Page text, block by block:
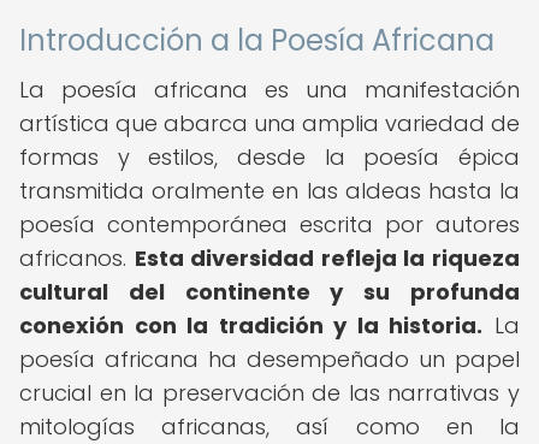
Introducción a la Poesía Africana
La poesía africana es una manifestación
artística que abarca una amplia variedad de
formas y estilos, desde la poesía épica
transmitida oralmente en las aldeas hasta la
poesía contemporánea escrita por autores
africanos. Esta diversidad refleja la riqueza
cultural del continente y su profunda
conexión con la tradición y la historia. La
poesía africana ha desempeñado un papel
crucial en la preservación de las narrativas y
mitologías africanas, así como en la